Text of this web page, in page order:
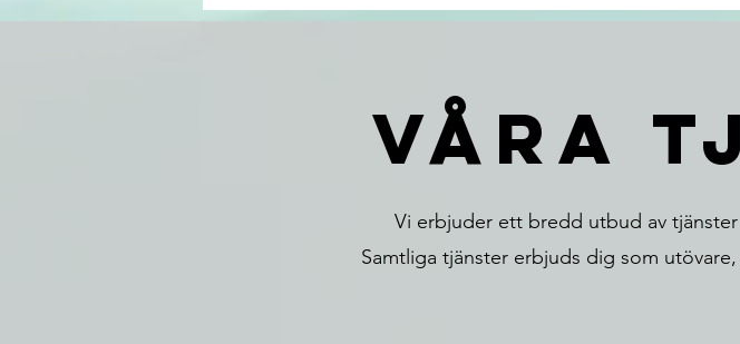
våra
Vi erbjuder ett bredd utbud av
Samtliga tjänster erbjuds dig som